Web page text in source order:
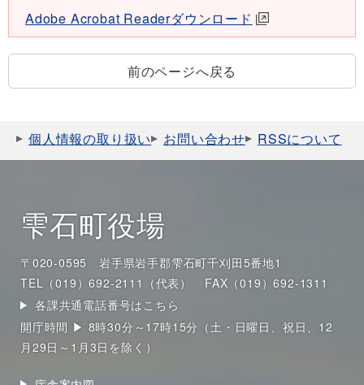
Adobe Acrobat Readerダウンロード
前のページへ戻る
個人情報の取り扱い お問い合わせ RSSについて
雫石町役場
〒020-0595 岩手県岩手郡雫石町千刈田5番地1
TEL（019）692-2111（代表）
FAX（019）692-1311
各課共通電話番号はこちら
開庁時間 ▶ 8時30分～17時15分（土・日曜日、祝日、12
月29日～1月3日を除く）